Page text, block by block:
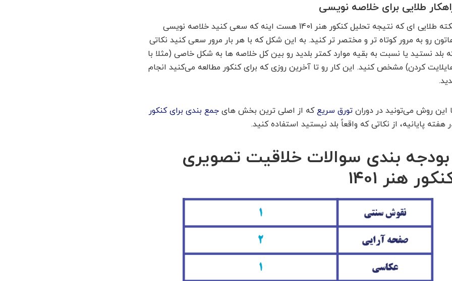
طلایی برای خلاصه نویسی
نکته طلایی ای که نتیجه تحلیل کنکور هنر 1401 هست اینه که سعی کنید خلاصه نویسی
رو به مرور کوتاه تر و مختصر تر کنید. به این شکل که با هر بار مرور سعی کنید نکاتی
بلد نستید یا نسبت به بقیه موارد کمتر بلدید رو بین کل خلاصه ها به شکل خاصی (مثلا با
کردن) مشخص کنید. این کار رو تا آخرین روزی که برای کنکور مطالعه می‌کنید انجام
این روش می‌تونید در دوران تورق سریعکه از اصلی ترین بخش های جمع بندی برای کنکور
هفته پایانیه، از نکاتی که واقعاً بلد نیستید استفاده کنید.
بودجه بندی سوالات خلاقیت تصویری
هنر 1401